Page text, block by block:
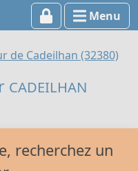
Menu
de Cadeilhan (32380)
CADEILHAN
recherchez un